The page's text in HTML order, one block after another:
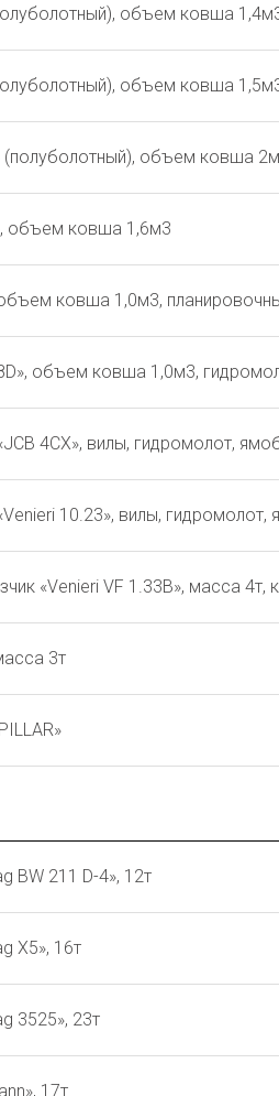
объем ковша
объем ковша
(полуболотный), объем ковша
объем ковша 1,6м3
ковша 1,0м3,
объем ковша 1,0м3,
4CX», вилы, гидромолот,
10.23», вилы,
«Venieri VF 1.33B», масса
3т
BW 211 D-4», 12т
X5», 16т
3525», 23т
17т